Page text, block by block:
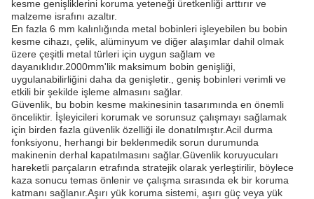
kesme genişliklerini koruma yeteneği üretkenliği arttırır ve
malzeme israfını azaltır.
En fazla 6 mm kalınlığında metal bobinleri işleyebilen bu bobin
kesme cihazı, çelik, alüminyum ve diğer alaşımlar dahil olmak
üzere çeşitli metal türleri için uygun sağlam ve
dayanıklıdır.2000mm'lik maksimum bobin genişliği,
uygulanabilirliğini daha da genişletir., geniş bobinleri verimli ve
etkili bir şekilde işleme almasını sağlar.
Güvenlik, bu bobin kesme makinesinin tasarımında en önemli
önceliktir. İşleyicileri korumak ve sorunsuz çalışmayı sağlamak
için birden fazla güvenlik özelliği ile donatılmıştır.Acil durma
fonksiyonu, herhangi bir beklenmedik sorun durumunda
makinenin derhal kapatılmasını sağlar.Güvenlik koruyucuları
hareketli parçaların etrafında stratejik olarak yerleştirilir, böylece
kaza sonucu temas önlenir ve çalışma sırasında ek bir koruma
katmanı sağlanır.Aşırı yük koruma sistemi, aşırı güç veya yük